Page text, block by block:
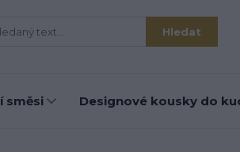
Hledat
směsi Designové kousky do